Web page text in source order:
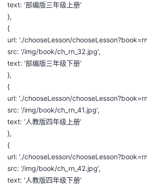
text: ‘部编版三年级上册’
},
{
url: ‘./chooseLesson/
src: ‘/img/book/ch_rn_32.jpg’,
text: ‘部编版三年级下册’
},
{
url: ‘./chooseLesson/
src: ‘/img/book/ch_rn_41.jpg’,
text: ‘人教版四年级上册’
},
{
url: ‘./chooseLesson/
src: ‘/img/book/ch_rn_42.jpg’,
text: ‘人教版四年级下册’